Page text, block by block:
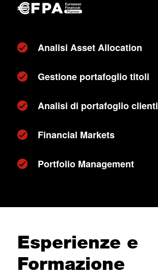
Analisi Asset Allocation
Gestione portafoglio titoli
Analisi di portafoglio clienti
Financial Markets
Portfolio Management
Esperienze e
Formazione